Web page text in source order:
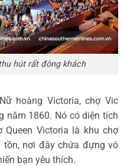
hút rất đông khách
hoàng Victoria, chợ Vic
năm 1860. Nó có diện tích
Queen Victoria là khu chợ
nơi đây chứa đựng vô
bạn yêu thích.